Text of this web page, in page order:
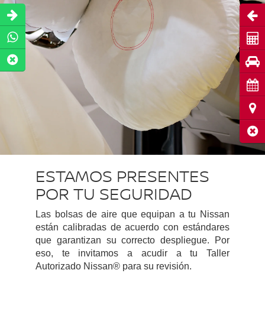
ESTAMOS PRESENTES
POR TU SEGURIDAD
Las bolsas de aire que equipan a tu Nissan
están calibradas de acuerdo con estándares
que garantizan su correcto despliegue. Por
eso, te invitamos a acudir a tu Taller
Autorizado Nissan® para su revisión.